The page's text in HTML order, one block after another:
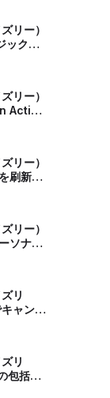
リー）
ック・
リー）
Action
ジタ
リー）
刷新す
リー）
ソナラ
マジッ
リ
ャンペ
を強化
リ
包括的
開